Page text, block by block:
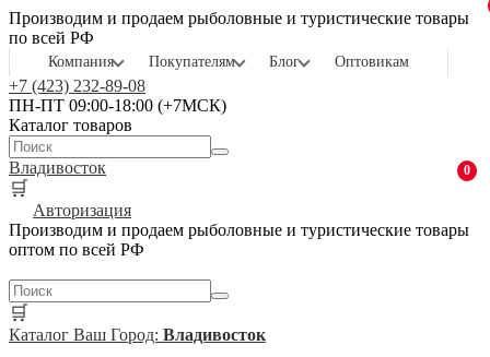
Производим и продаем рыболовные и туристические товары
по всей РФ
Компания Покупателям Блог Оптовикам
+7 (423) 232-89-08
ПН-ПТ 09:00-18:00 (+7МСК)
Каталог товаров
Владивосток
🛒
0
Авторизация
Производим и продаем рыболовные и туристические товары
оптом по всей РФ
🛒
Каталог Ваш Город: Владивосток